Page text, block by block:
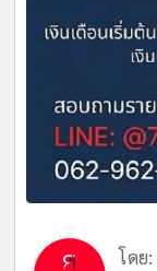
โดย: